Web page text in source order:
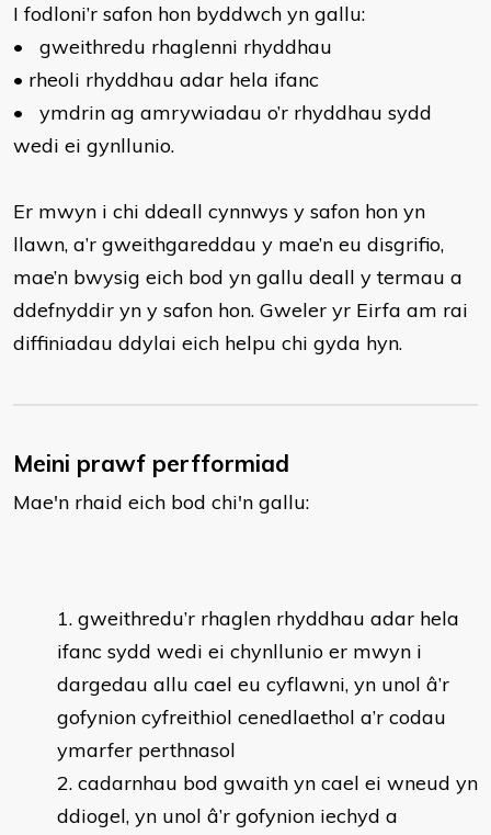
I fodloni’r safon hon byddwch yn gallu:
•
gweithredu rhaglenni rhyddhau
• rheoli rhyddhau adar hela ifanc
•
ymdrin ag amrywiadau o’r rhyddhau sydd
wedi ei gynllunio.
Er mwyn i chi ddeall cynnwys y safon hon yn
llawn, a’r gweithgareddau y mae’n eu disgrifio,
mae’n bwysig eich bod yn gallu deall y termau a
ddefnyddir yn y safon hon. Gweler yr Eirfa am rai
diffiniadau ddylai eich helpu chi gyda hyn.
Meini prawf perfformiad
Mae'n rhaid eich bod chi'n gallu:
gweithredu’r rhaglen rhyddhau adar hela
ifanc sydd wedi ei chynllunio er mwyn i
dargedau allu cael eu cyflawni, yn unol â’r
gofynion cyfreithiol cenedlaethol a’r codau
ymarfer perthnasol
cadarnhau bod gwaith yn cael ei wneud yn
ddiogel, yn unol â’r gofynion iechyd a